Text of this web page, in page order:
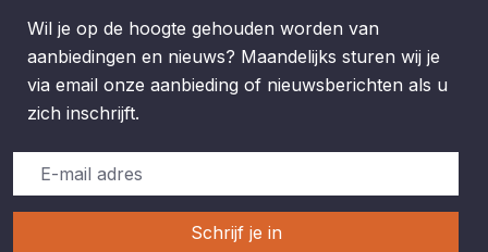
Wil je op de hoogte gehouden worden van
aanbiedingen en nieuws? Maandelijks sturen wij je
via email onze aanbieding of nieuwsberichten als u
zich inschrijft.
Schrijf je in